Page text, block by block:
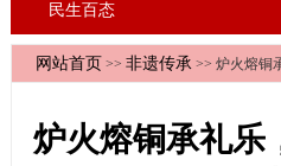
民生百态
网站首页 >> 非遗传承>> 炉火熔铜
炉火熔铜承礼乐